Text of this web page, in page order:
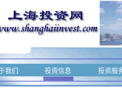
我们 投资信息 投资服